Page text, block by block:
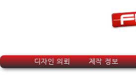
디자인 의뢰 제작 정보